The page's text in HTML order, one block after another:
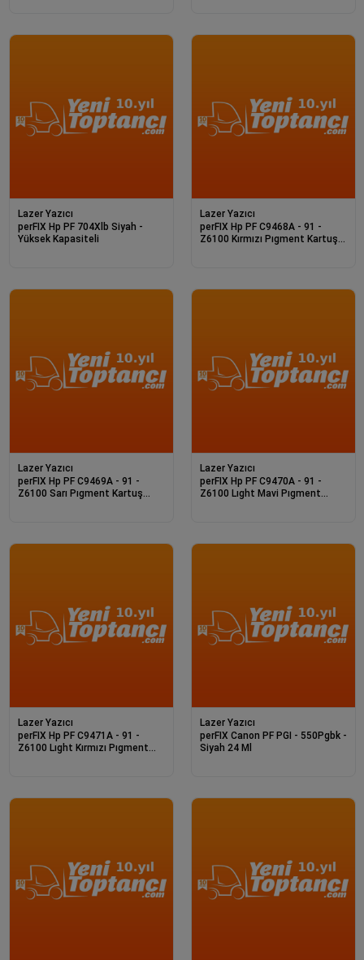
Lazer Yazıcı
perFIX Hp PF 704Xlb Siyah -
Yüksek Kapasiteli
Lazer Yazıcı
perFIX Hp PF C9468A - 91 -
Z6100 Kırmızı Pıgment Kartuş
Lazer Yazıcı
perFIX Hp PF C9469A - 91 -
Z6100 Sarı Pıgment Kartuş
Lazer Yazıcı
perFIX Hp PF C9470A - 91 -
Z6100 Lıght Mavi Pıgment
Lazer Yazıcı
perFIX Hp PF C9471A - 91 -
Z6100 Lıght Kırmızı Pıgment
Lazer Yazıcı
perFIX Canon PF PGI - 550Pgbk -
Siyah 24 Ml